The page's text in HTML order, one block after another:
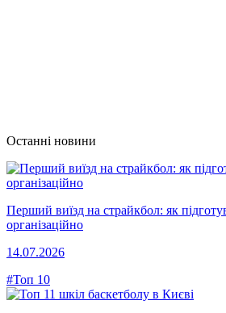
Останні новини
Перший виїзд на страйкбол: як
організаційно
14.07.2026
#Топ 10